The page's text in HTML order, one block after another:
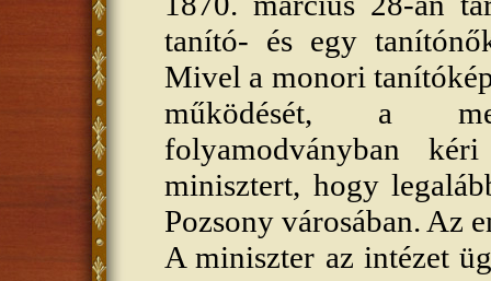
tanító- és egy
Mivel a monori
működését, a
folyamodványban
minisztert, hogy
Pozsony városában. Az
A miniszter az intézet